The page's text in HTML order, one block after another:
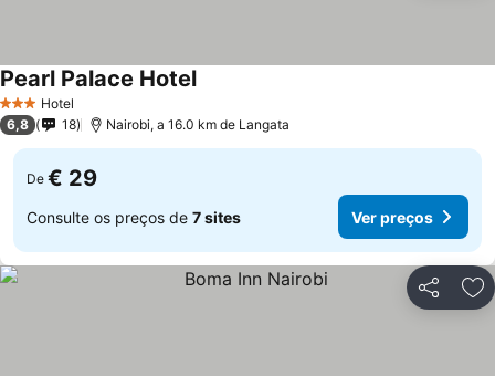
3 EstrelasHotel
Pearl Palace HotelVer preços
6,8 18 Nairobi, a 16.0 km de Langata
De € 29
Consulte os preços de 7 sites Ver preços
Partilhar